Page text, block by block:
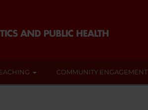
COMMUNITY ENGAGEMENT